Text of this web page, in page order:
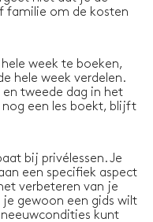
ons geweldige
gletsjerskiën aan
zouden zonder
van: 6 uren
familie om de kosten
week te boeken,
hele week verdelen.
en tweede dag in het
nog een les boekt, blijft
bij privélessen. Je
een specifiek aspect
verbeteren van je
gewoon een gids wilt
kunt